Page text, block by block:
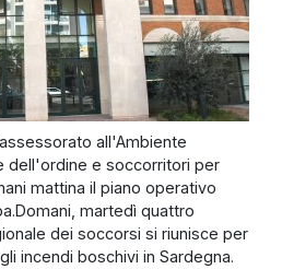
all'Ambiente
dell'ordine e soccorritori per
mattina il piano operativo
martedì quattro
dei soccorsi si riunisce per
incendi boschivi in Sardegna.